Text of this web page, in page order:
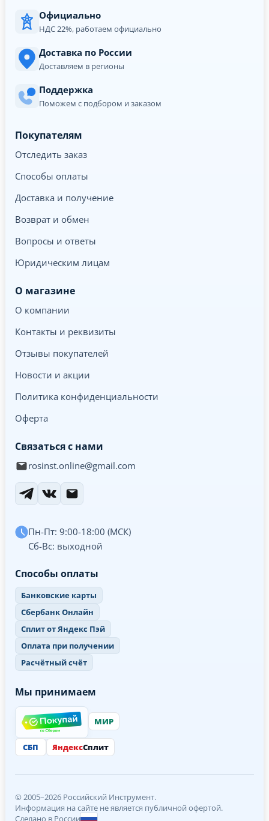
Официально
НДС 22%, работаем официально
Доставка по России
Доставляем в регионы
Поддержка
Поможем с подбором и заказом
Покупателям
Отследить заказ
Способы оплаты
Доставка и получение
Возврат и обмен
Вопросы и ответы
Юридическим лицам
О магазине
О компании
Контакты и реквизиты
Отзывы покупателей
Новости и акции
Политика конфиденциальности
Оферта
Связаться с нами
rosinst.online@gmail.com
Пн-Пт: 9:00-18:00 (МСК)
Сб-Вс: выходной
Способы оплаты
Банковские карты
Сбербанк Онлайн
Сплит от Яндекс Пэй
Оплата при получении
Расчётный счёт
Мы принимаем
МИР
СБП ЯндексСплит
© 2005–2026 Российский Инструмент.
Информация на сайте не является публичной офертой.
Сделано в России